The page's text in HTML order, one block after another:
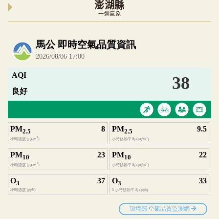
澎湖縣
一週氣象
內嵌空氣品質小工具為視覺預覽，完整即時空